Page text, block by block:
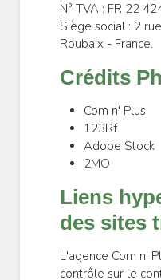
N° TVA : FR 22
Siège social : 2
Roubaix - France.
Crédits
Com n' Plus
123Rf
Adobe Stock
2MO
Liens
des sites
L'agence Com n'
contrôle sur le